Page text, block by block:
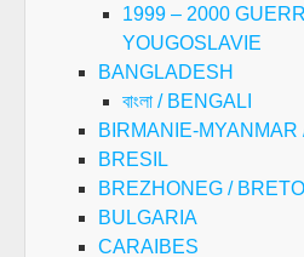
1999 – 2000
YOUGOSLAVIE
BANGLADESH
বাংলা / BENGALI
BIRMANIE-
BRESIL
BREZHONEG /
BULGARIA
CARAIBES